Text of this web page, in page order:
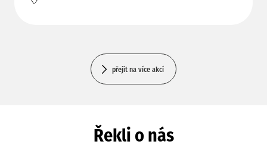
přejít na více akcí
Řekli o nás